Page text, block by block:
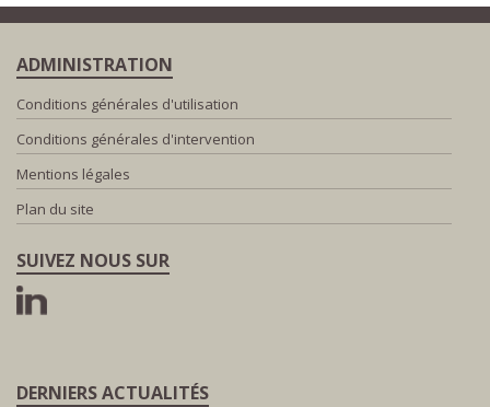
ADMINISTRATION
Conditions générales d'utilisation
Conditions générales d'intervention
Mentions légales
Plan du site
SUIVEZ NOUS SUR
DERNIERS ACTUALITÉS